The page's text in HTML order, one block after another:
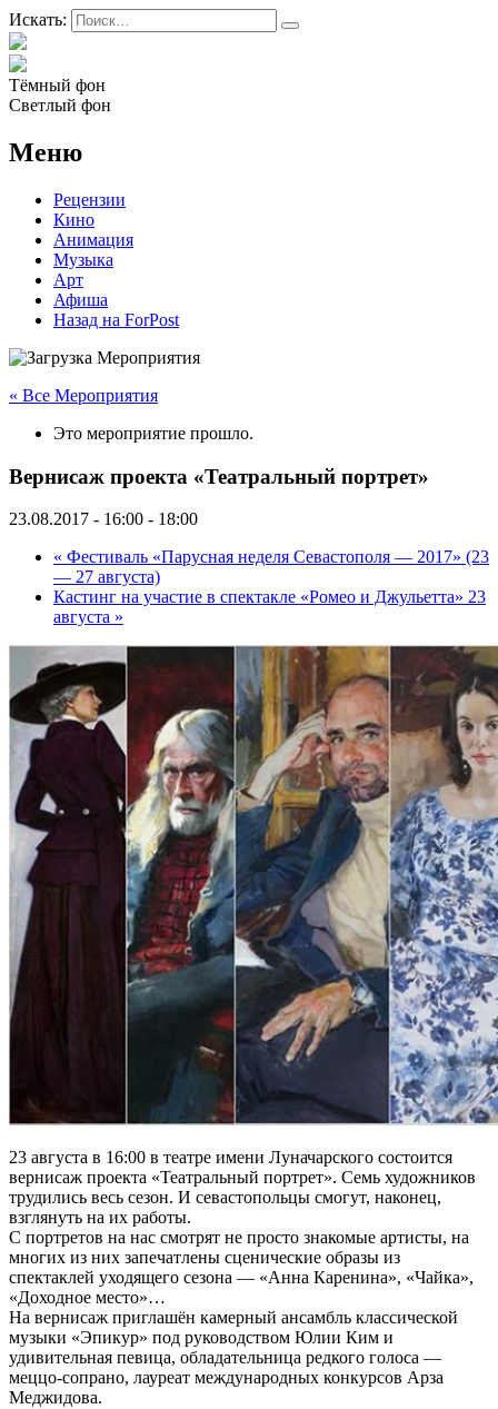
Искать:
Тёмный фон
Светлый фон
Меню
Рецензии
Кино
Анимация
Музыка
Арт
Афиша
Назад на ForPost
« Все Мероприятия
Это мероприятие прошло.
Вернисаж проекта «Театральный портрет»
23.08.2017 - 16:00 - 18:00
« Фестиваль «Парусная неделя Севастополя — 2017» (23
— 27 августа)
Кастинг на участие в спектакле «Ромео и Джульетта» 23
августа »
23 августа в 16:00 в театре имени Луначарского состоится
вернисаж проекта «Театральный портрет». Семь художников
трудились весь сезон. И севастопольцы смогут, наконец,
взглянуть на их работы.
С портретов на нас смотрят не просто знакомые артисты, на
многих из них запечатлены сценические образы из
спектаклей уходящего сезона — «Анна Каренина», «Чайка»,
«Доходное место»…
На вернисаж приглашён камерный ансамбль классической
музыки «Эпикур» под руководством Юлии Ким и
удивительная певица, обладательница редкого голоса —
меццо-сопрано, лауреат международных конкурсов Арза
Меджидова.